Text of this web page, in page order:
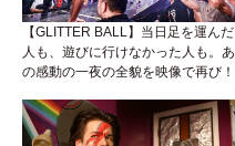
【GLITTER BALL】当日足を運んだ
人も、遊びに行けなかった人も。あ
の感動の一夜の全貌を映像で再び！